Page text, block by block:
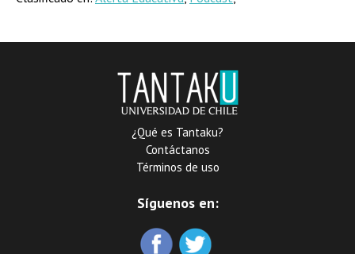
¿Qué es Tantaku?
Contáctanos
Términos de uso
Síguenos en: